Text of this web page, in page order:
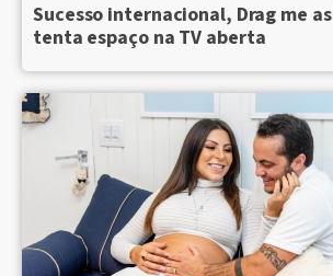
Sucesso internacional, Drag me
tenta espaço na TV aberta